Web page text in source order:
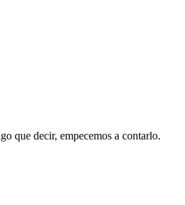
que decir, empecemos a contarlo.